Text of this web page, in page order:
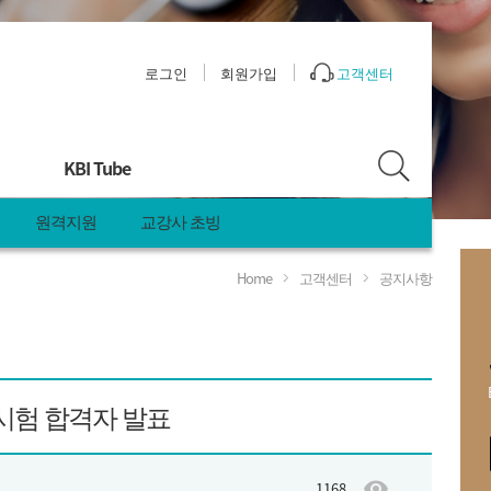
로그인 회원가입 고객센터
KBI Tube
원격지원 교강사 초빙
Home 고객센터 공지사항
험 합격자 발표